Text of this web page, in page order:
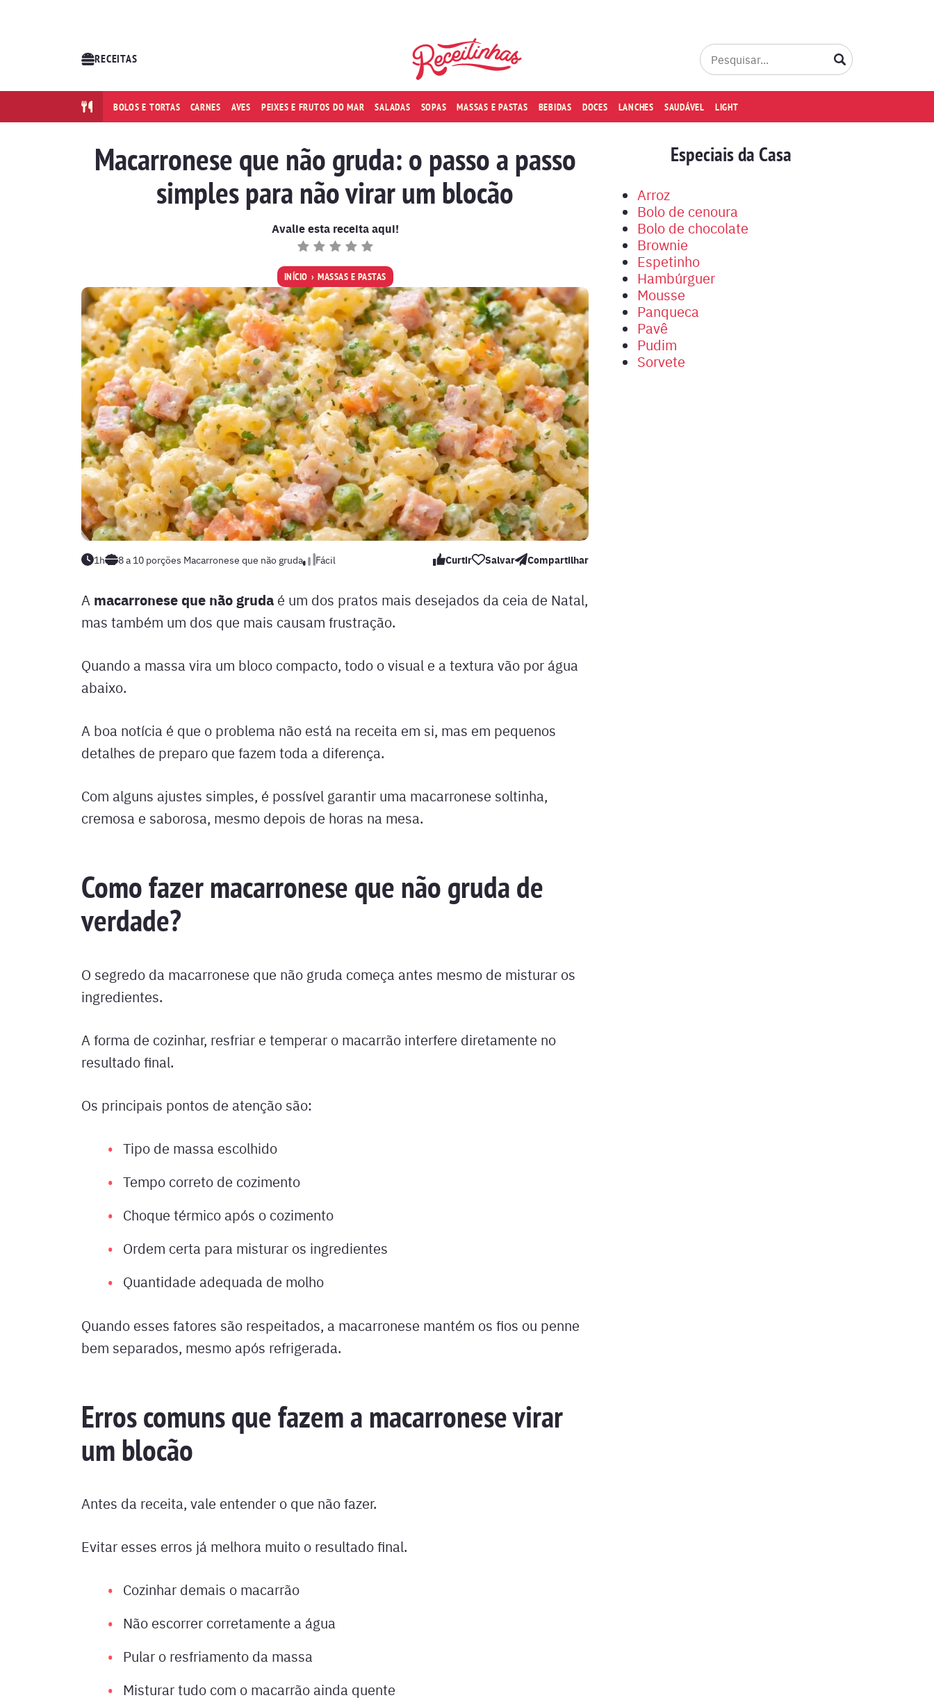
RECEITAS
BOLOS E TORTAS CARNES AVES PEIXES E FRUTOS DO MAR SALADAS SOPAS MASSAS E PASTAS BEBIDAS DOCES LANCHES SAUDÁVEL LIGHT
Macarronese que não gruda: o passo a passo
simples para não virar um blocão
Avalie esta receita aqui!
INÍCIO MASSAS E PASTAS
1h 8 a 10 porções Macarronese que não gruda Fácil Curtir Salvar Compartilhar
A macarronese que não gruda é um dos pratos mais desejados da ceia de Natal,
mas também um dos que mais causam frustração.
Quando a massa vira um bloco compacto, todo o visual e a textura vão por água
abaixo.
A boa notícia é que o problema não está na receita em si, mas em pequenos
detalhes de preparo que fazem toda a diferença.
Com alguns ajustes simples, é possível garantir uma macarronese soltinha,
cremosa e saborosa, mesmo depois de horas na mesa.
Como fazer macarronese que não gruda de
verdade?
O segredo da macarronese que não gruda começa antes mesmo de misturar os
ingredientes.
A forma de cozinhar, resfriar e temperar o macarrão interfere diretamente no
resultado final.
Os principais pontos de atenção são:
Tipo de massa escolhido
Tempo correto de cozimento
Choque térmico após o cozimento
Ordem certa para misturar os ingredientes
Quantidade adequada de molho
Quando esses fatores são respeitados, a macarronese mantém os fios ou penne
bem separados, mesmo após refrigerada.
Erros comuns que fazem a macarronese virar
um blocão
Antes da receita, vale entender o que não fazer.
Evitar esses erros já melhora muito o resultado final.
Cozinhar demais o macarrão
Não escorrer corretamente a água
Pular o resfriamento da massa
Misturar tudo com o macarrão ainda quente
Especiais da Casa
Arroz
Bolo de cenoura
Bolo de chocolate
Brownie
Espetinho
Hambúrguer
Mousse
Panqueca
Pavê
Pudim
Sorvete